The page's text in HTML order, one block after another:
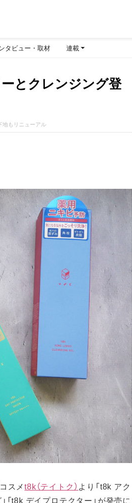
タビュー・取材 連載
とクレンジング登
地もリニューアル
スメt8k（テイトク） より「t8k アク
「t8k デイプロテクター」が発売に